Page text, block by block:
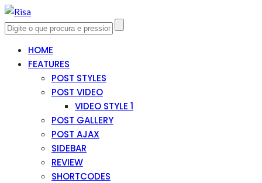
HOME
FEATURES
POST STYLES
POST VIDEO
VIDEO STYLE 1
POST GALLERY
POST AJAX
SIDEBAR
REVIEW
SHORTCODES